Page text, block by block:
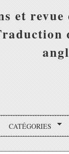
et
CATÉGORIES